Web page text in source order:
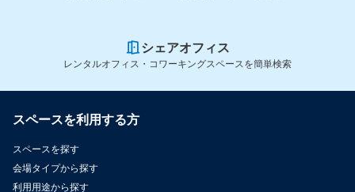
シェアオフィス
レンタルオフィス・コワーキングスペースを簡単検索
スペースを利用する方
スペースを探す
会場タイプから探す
利用用途から探す